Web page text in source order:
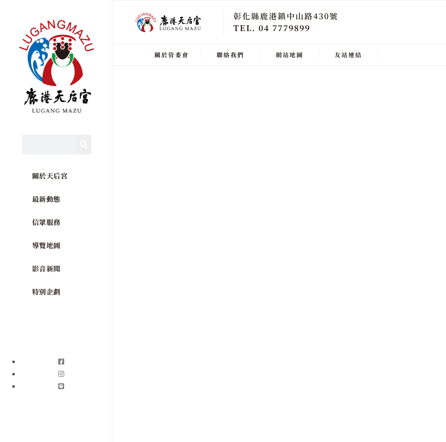
關於天后宮
最新動態
信眾服務
導覽地圖
影音新聞
特別企劃
彰化縣鹿港鎮中山路430號
TEL. 04 7779899
關於管委會 聯絡我們 網站地圖 友站連結